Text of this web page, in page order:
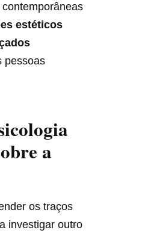
estéticos
pessoas
a
os traços
investigar outro